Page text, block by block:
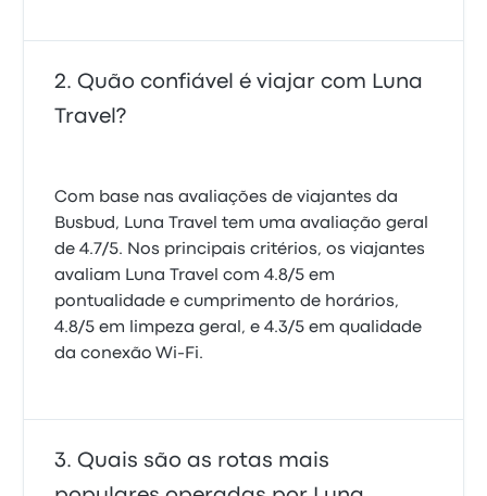
Quão confiável é viajar com Luna
Travel?
Com base nas avaliações de viajantes da
Busbud, Luna Travel tem uma avaliação geral
de 4.7/5. Nos principais critérios, os viajantes
avaliam Luna Travel com 4.8/5 em
pontualidade e cumprimento de horários,
4.8/5 em limpeza geral, e 4.3/5 em qualidade
da conexão Wi-Fi.
Quais são as rotas mais